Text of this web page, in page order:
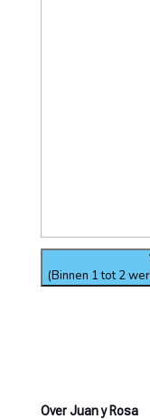
(Binnen 1 tot 2
Over Juan y Rosa